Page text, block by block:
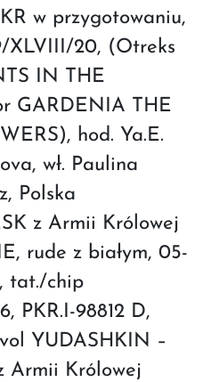
w przygotowaniu,
XLVIII/20, (Otreks
IN THE
GARDENIA THE
hod. Ya.E.
wł. Paulina
Polska
z Armii Królowej
rude z białym, 05-
tat./chip
PKR.I-98812 D,
YUDASHKIN –
Armii Królowej